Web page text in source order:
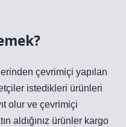
çevrimiçi yapılan
istedikleri ürünleri
olur ve çevrimiçi
aldığınız ürünler kargo